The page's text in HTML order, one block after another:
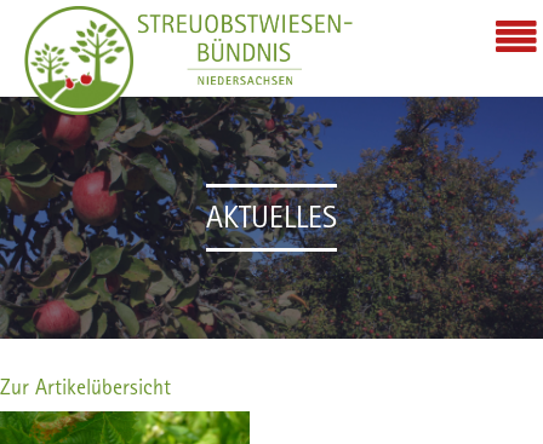
AKTUELLES
Zur Artikelübersicht